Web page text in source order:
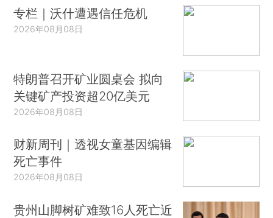
专栏｜沃什遭遇信任危机
2026年08月08日
特朗普召开矿业圆桌会 拟向
关键矿产投资超20亿美元
2026年08月08日
财新周刊｜透视女童基因编辑
死亡事件
2026年08月08日
贵州山脚树矿难致16人死亡近